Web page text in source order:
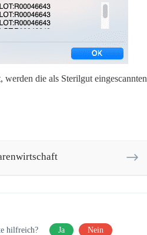
die als Sterilgut eingescannten
hilfreich? Ja Nein